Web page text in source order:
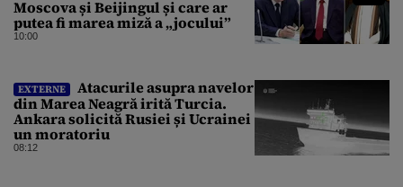
Moscova și Beijingul și care ar
putea fi marea miză a „jocului”
10:00
EXTERNE
Atacurile asupra navelor
din Marea Neagră irită Turcia.
Ankara solicită Rusiei și Ucrainei
un moratoriu
08:12